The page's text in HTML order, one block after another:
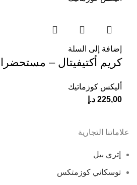
إضافة إلى السلة
كريم أكتيفيتال –
أليكس كوزماتيك
225,00 د.إ
علاماتنا التجارية
إتري بيل
توسكاني كوزمتكس